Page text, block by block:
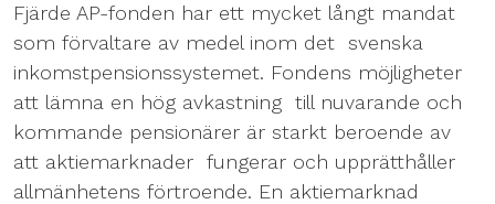
Fjärde AP-fonden har ett mycket långt mandat
som förvaltare av medel inom det svenska
inkomstpensionssystemet. Fondens möjligheter
att lämna en hög avkastning till nuvarande och
kommande pensionärer är starkt beroende av
att aktiemarknader fungerar och upprätthåller
allmänhetens förtroende. En aktiemarknad